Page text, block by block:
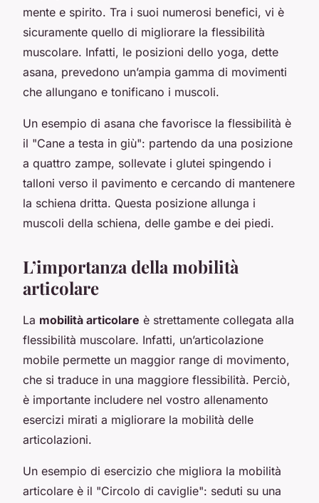
mente e spirito. Tra i suoi numerosi benefici, vi è
sicuramente quello di migliorare la flessibilità
muscolare. Infatti, le posizioni dello yoga, dette
asana, prevedono un’ampia gamma di movimenti
che allungano e tonificano i muscoli.
Un esempio di asana che favorisce la flessibilità è
il "Cane a testa in giù": partendo da una posizione
a quattro zampe, sollevate i glutei spingendo i
talloni verso il pavimento e cercando di mantenere
la schiena dritta. Questa posizione allunga i
muscoli della schiena, delle gambe e dei piedi.
L’importanza della mobilità
articolare
La mobilità articolare è strettamente collegata alla
flessibilità muscolare. Infatti, un’articolazione
mobile permette un maggior range di movimento,
che si traduce in una maggiore flessibilità. Perciò,
è importante includere nel vostro allenamento
esercizi mirati a migliorare la mobilità delle
articolazioni.
Un esempio di esercizio che migliora la mobilità
articolare è il "Circolo di caviglie": seduti su una